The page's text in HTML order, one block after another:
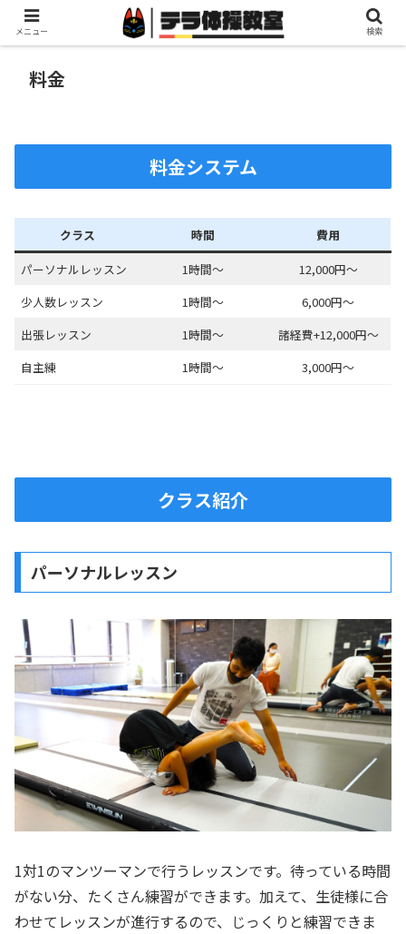
料金
料金システム
クラス 時間
費用
パーソナルレッスン
1時間～
12,000円～
少人数レッスン
1時間～
6,000円～
出張レッスン
1時間～
諸経費+12,000円～
自主練
1時間～ 3,000円～
クラス紹介
パーソナルレッスン
1対1のマンツーマンで行うレッスンです。待っている時間
がない分、たくさん練習ができます。加えて、生徒様に合
わせてレッスンが進行するので、じっくりと練習できま
メニュー 検索